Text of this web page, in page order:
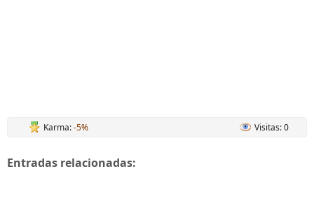
Karma:-5% Visitas: 0
Entradas relacionadas: